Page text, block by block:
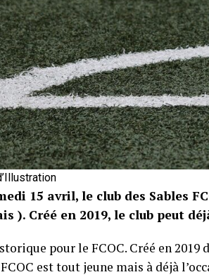
15 avril, le club des Sables
). Créé en 2019, le club peut
pour le FCOC. Créé en 2019
est tout jeune mais à déjà